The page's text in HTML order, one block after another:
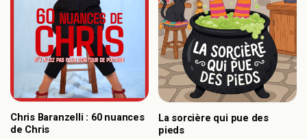
Chris Baranzelli : 60 nuances
de Chris
La sorcière qui pue des
pieds